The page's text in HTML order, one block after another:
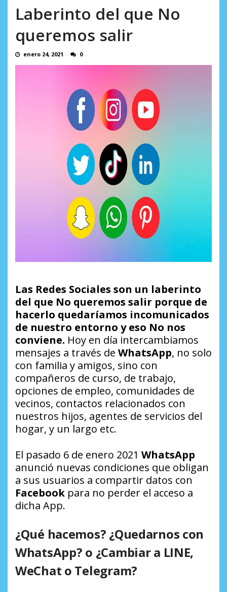
AGOSTO 6, 2026
Laberinto del que No
queremos salir
enero 24, 2021 0
Las Redes Sociales son un laberinto
del que No queremos salir porque de
hacerlo quedaríamos incomunicados
de nuestro entorno y eso No nos
conviene. Hoy en día intercambiamos
mensajes a través de WhatsApp, no solo
con familia y amigos, sino con
compañeros de curso, de trabajo,
opciones de empleo, comunidades de
vecinos, contactos relacionados con
nuestros hijos, agentes de servicios del
hogar, y un largo etc.
El pasado 6 de enero 2021 WhatsApp
anunció nuevas condiciones que obligan
a sus usuarios a compartir datos con
Facebook para no perder el acceso a
dicha App.
¿Qué hacemos? ¿Quedarnos con
WhatsApp? o ¿Cambiar a LINE,
WeChat o Telegram?